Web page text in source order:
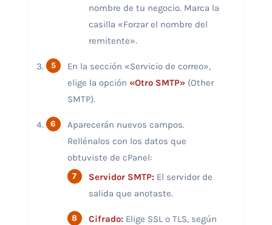
nombre de tu negocio. Marca la
casilla «Forzar el nombre del
remitente».
En la sección «Servicio de correo»,
elige la opción «Otro SMTP»(Other
SMTP).
Aparecerán nuevos campos.
Rellénalos con los datos que
obtuviste de cPanel:
Servidor SMTP:El servidor de
salida que anotaste.
Cifrado:Elige SSL o TLS, según